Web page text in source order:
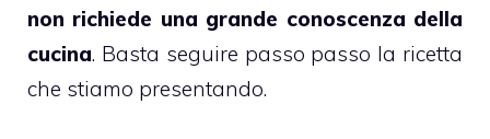
non richiede una grande conoscenza della
cucina. Basta seguire passo passo la ricetta
che stiamo presentando.